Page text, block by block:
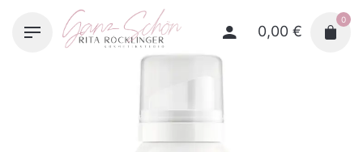
0,00 €
0